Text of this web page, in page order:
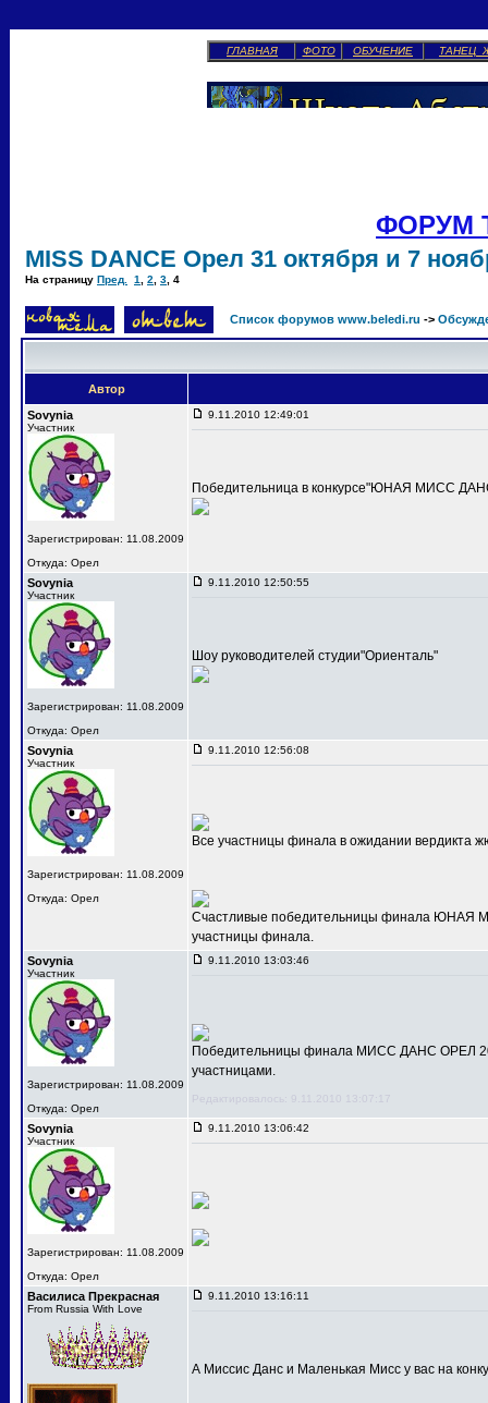
ГЛАВНАЯ ФОТО ОБУЧЕНИЕ ТАНЕЦ
ФОРУМ
MISS DANCE Орел 31 октября и 7
На страницу Пред. 1 2 3 4
Список форумов www.beledi.ru ->
Автор
Sovynia
Участник
Зарегистрирован: 11.08.2009
Откуда: Орел
9.11.2010 12:49:01
Победительница в конкурсе"ЮНАЯ МИСС
Sovynia
Участник
Зарегистрирован: 11.08.2009
Откуда: Орел
9.11.2010 12:50:55
Шоу руководителей студии"Ориенталь"
Sovynia
Участник
Зарегистрирован: 11.08.2009
Откуда: Орел
9.11.2010 12:56:08
Все участницы финала в ожидании вердикта
Счастливые победительницы финала ЮНАЯ
участницы финала.
Sovynia
Участник
Зарегистрирован: 11.08.2009
Откуда: Орел
9.11.2010 13:03:46
Победительницы финала МИСС ДАНС ОРЕЛ
участницами.
Редактировалось: 9.11.2010 13:07:17
Sovynia
Участник
Зарегистрирован: 11.08.2009
Откуда: Орел
9.11.2010 13:06:42
Василиса Прекрасная
From Russia With Love
9.11.2010 13:16:11
А Миссис Данс и Маленькая Мисс у вас на